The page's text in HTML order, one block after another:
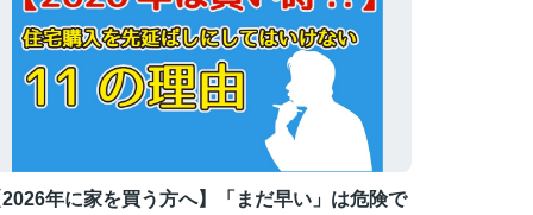
年に家を買う方へ】「まだ早い」は危険で